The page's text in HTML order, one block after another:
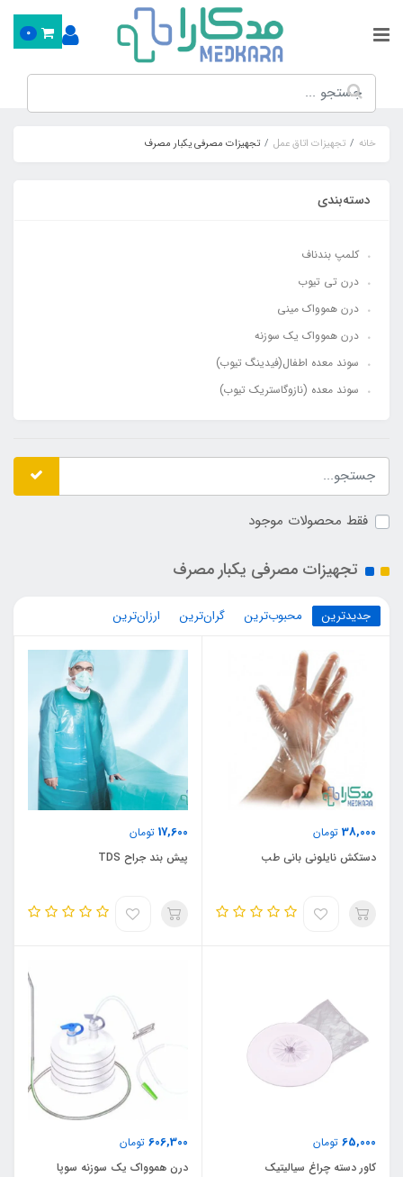
0
خانه تجهیزات اتاق عمل تجهیزات مصرفی یکبار مصرف
دسته‌بندی
کلمپ بندناف
درن تی تیوب
درن هموواک مینی
درن هموواک یک سوزنه
سوند معده اطفال(فیدینگ تیوب)
سوند معده (نازوگاستریک تیوب)
فقط محصولات موجود
تجهیزات مصرفی یکبار مصرف
جدیدترین محبوب‌ترین گران‌ترین ارزان‌ترین
38,000 تومان
دستکش نایلونی بانی طب
17,600 تومان
پیش بند جراح TDS
65,000 تومان
کاور دسته چراغ سیالیتیک
606,300 تومان
درن هموواک یک سوزنه سوپا